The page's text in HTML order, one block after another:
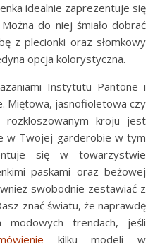
idealnie zaprezentuje się
do niej śmiało dobrać
z plecionki oraz słomkowy
opcja kolorystyczna.
Instytutu Pantone i
Miętowa, jasnofioletowa czy
rozkloszowanym kroju jest
w Twojej garderobie w tym
się w towarzystwie
paskami oraz beżowej
swobodnie zestawiać z
znać światu, że naprawdę
modowych trendach, jeśli
kilku modeli w